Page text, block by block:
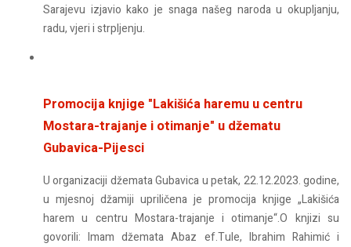
Sarajevu izjavio kako je snaga našeg naroda u okupljanju,
radu, vjeri i strpljenju.
Promocija knjige "Lakišića haremu u centru
Mostara-trajanje i otimanje" u džematu
Gubavica-Pijesci
U organizaciji džemata Gubavica u petak, 22.12.2023. godine,
u mjesnoj džamiji upriličena je promocija knjige „Lakišića
harem u centru Mostara-trajanje i otimanje“.O knjizi su
govorili: Imam džemata Abaz ef.Tule, Ibrahim Rahimić i